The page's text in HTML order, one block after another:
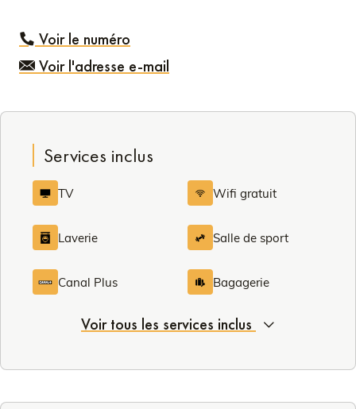
Voir le numéro
Voir l'adresse e-mail
Services inclus
TV Wifi gratuit
Laverie Salle de sport
Canal Plus Bagagerie
Voir tous les services inclus